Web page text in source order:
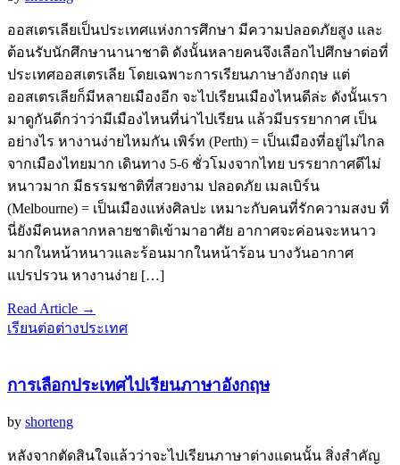
ออสเตรเลียเป็นประเทศแห่งการศึกษา มีความปลอดภัยสูง และ
ต้อนรับนักศึกษานานาชาติ ดังนั้นหลายคนจึงเลือกไปศึกษาต่อที่
ประเทศออสเตรเลีย โดยเฉพาะการเรียนภาษาอังกฤษ แต่
ออสเตรเลียก็มีหลายเมืองอีก จะไปเรียนเมืองไหนดีล่ะ ดังนั้นเรา
มาดูกันดีกว่าว่ามีเมืองไหนที่น่าไปเรียน แล้วมีบรรยากาศ เป็น
อย่างไร หางานง่ายไหมกัน เพิร์ท (Perth) = เป็นเมืองที่อยู่ไม่ไกล
จากเมืองไทยมาก เดินทาง 5-6 ชั่วโมงจากไทย บรรยากาศดีไม่
หนาวมาก มีธรรมชาติที่สวยงาม ปลอดภัย เมลเบิร์น
(Melbourne) = เป็นเมืองแห่งศิลปะ เหมาะกับคนที่รักความสงบ ที่
นี่ยังมีคนหลากหลายชาติเข้ามาอาศัย อากาศจะค่อนจะหนาว
มากในหน้าหนาวและร้อนมากในหน้าร้อน บางวันอากาศ
แปรปรวน หางานง่าย […]
Read Article →
เรียนต่อต่างประเทศ
การเลือกประเทศไปเรียนภาษาอังกฤษ
by shorteng
หลังจากตัดสินใจแล้วว่าจะไปเรียนภาษาต่างแดนนั้น สิ่งสำคัญ